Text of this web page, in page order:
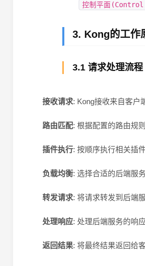
控制平面
3. Kong的工作
3.1 请求处理流程
接收请求: Kong接收来自客户
路由匹配: 根据配置的路由规
插件执行: 按顺序执行相关插
负载均衡: 选择合适的后端服
转发请求: 将请求转发到后端
处理响应: 处理后端服务的响应
返回结果: 将最终结果返回给